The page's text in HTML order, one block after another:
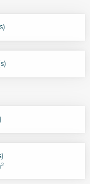
2